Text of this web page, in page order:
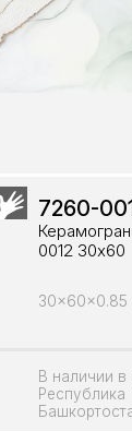
7260-
0012 30х60
30x60x0.85
В наличии в
Республика